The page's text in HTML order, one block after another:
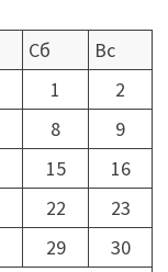
Сб
Вс
1
2
8
9
15
16
22
23
29
30